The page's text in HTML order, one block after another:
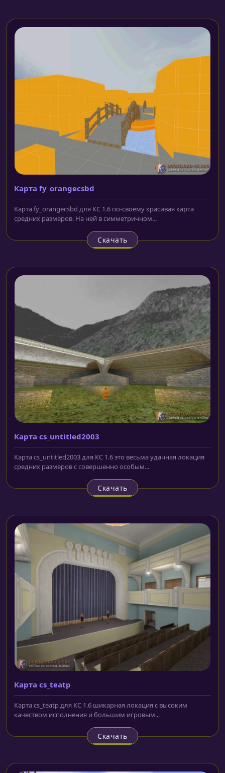
Карта fy_orangecsbd
Карта fy_orangecsbd для КС 1.6 по-своему красивая карта
средних размеров. На ней в симметричном...
Скачать
Карта cs_untitled2003
Карта cs_untitled2003 для КС 1.6 это весьма удачная локация
средних размеров с совершенно особым...
Скачать
Карта cs_teatp
Карта cs_teatp для КС 1.6 шикарная локация с высоким
качеством исполнения и большим игровым...
Скачать